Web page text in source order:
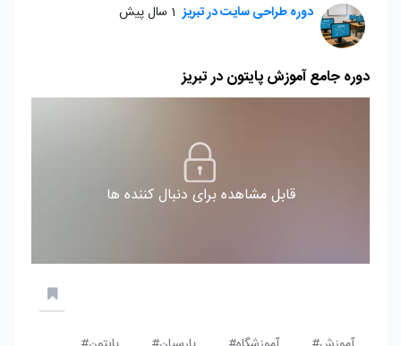
دوره طراحی سایت در تبریز 1 سال پیش
دوره جامع آموزش پایتون در تبریز
قابل مشاهده برای دنبال کننده ها